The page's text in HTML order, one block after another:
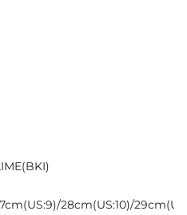
28cm(US:10)/